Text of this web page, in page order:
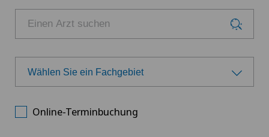
Wählen Sie ein Fachgebiet
Online-Terminbuchung